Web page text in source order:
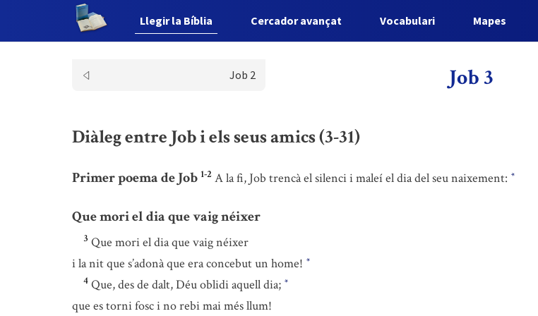
Llegir la Bíblia Cercador avançat Vocabulari Mapes
Job 2 Job 3
Diàleg entre Job i els seus amics (3-31)
Primer poema de Job 1-2 A la fi, Job trencà el silenci i maleí el dia del seu naixement: *
Que mori el dia que vaig néixer
3 Que mori el dia que vaig néixer
i la nit que s’adonà que era concebut un home! *
4 Que, des de dalt, Déu oblidi aquell dia; *
que es torni fosc i no rebi mai més llum!